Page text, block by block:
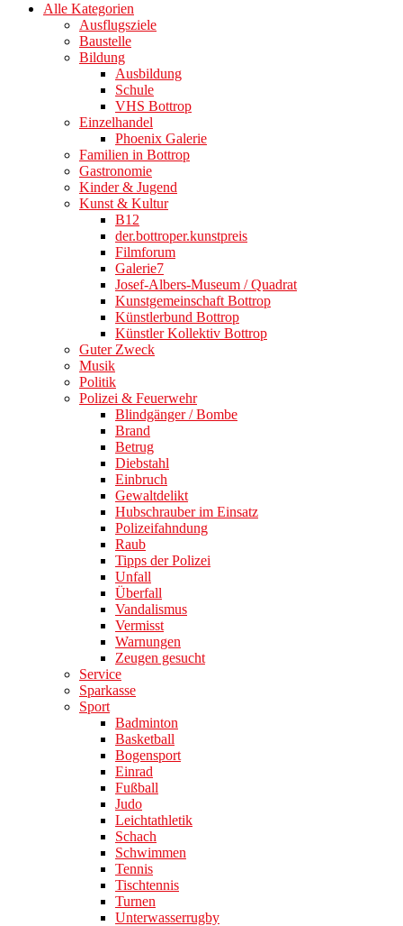
Alle Kategorien
Ausflugsziele
Baustelle
Bildung
Ausbildung
Schule
VHS Bottrop
Einzelhandel
Phoenix Galerie
Familien in Bottrop
Gastronomie
Kinder & Jugend
Kunst & Kultur
B12
der.bottroper.kunstpreis
Filmforum
Galerie7
Josef-Albers-Museum / Quadrat
Kunstgemeinschaft Bottrop
Künstlerbund Bottrop
Künstler Kollektiv Bottrop
Guter Zweck
Musik
Politik
Polizei & Feuerwehr
Blindgänger / Bombe
Brand
Betrug
Diebstahl
Einbruch
Gewaltdelikt
Hubschrauber im Einsatz
Polizeifahndung
Raub
Tipps der Polizei
Unfall
Überfall
Vandalismus
Vermisst
Warnungen
Zeugen gesucht
Service
Sparkasse
Sport
Badminton
Basketball
Bogensport
Einrad
Fußball
Judo
Leichtathletik
Schach
Schwimmen
Tennis
Tischtennis
Turnen
Unterwasserrugby